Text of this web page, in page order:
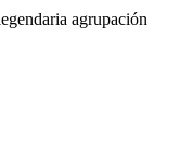
agrupación